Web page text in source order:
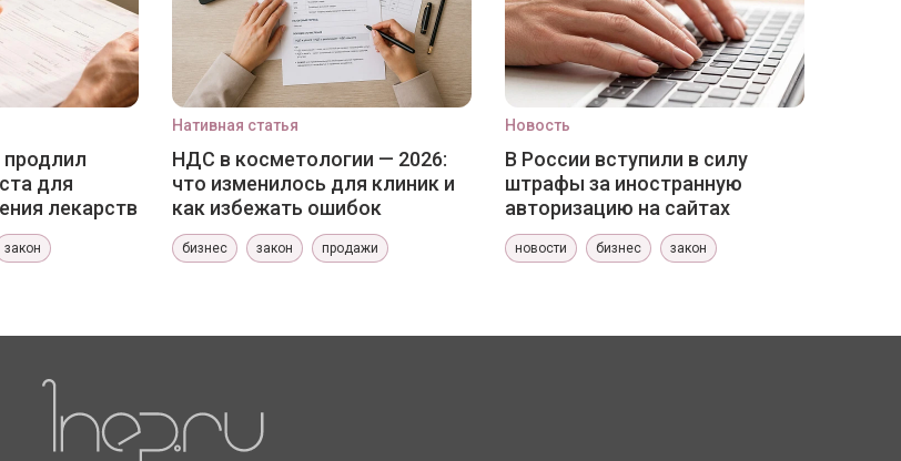
продлил
для
лекарств
закон
Нативная статья
НДС в косметологии — 2026:
что изменилось для клиник и
как избежать ошибок
бизнес закон продажи
Новость
В России вступили в силу
штрафы за иностранную
авторизацию на сайтах
новости бизнес закон